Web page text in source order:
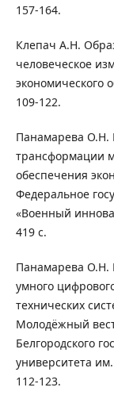
157-164.
Клепач А.Н.
человеческое
экономического
109-122.
Панамарева О.Н.
трансформации
обеспечения
Федеральное
«Военный
419 с.
Панамарева О.Н.
умного
технических
Молодёжный
Белгородского
университета
112-123.